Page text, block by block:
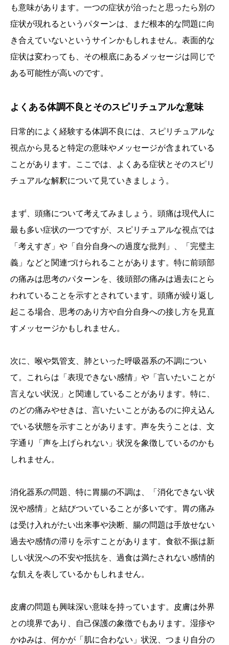
も意味があります。一つの症状が治ったと思ったら別の
症状が現れるというパターンは、まだ根本的な問題に向
き合えていないというサインかもしれません。表面的な
症状は変わっても、その根底にあるメッセージは同じで
ある可能性が高いのです。
よくある体調不良とそのスピリチュアルな意味
日常的によく経験する体調不良には、スピリチュアルな
視点から見ると特定の意味やメッセージが含まれている
ことがあります。ここでは、よくある症状とそのスピリ
チュアルな解釈について見ていきましょう。
まず、頭痛について考えてみましょう。頭痛は現代人に
最も多い症状の一つですが、スピリチュアルな視点では
「考えすぎ」や「自分自身への過度な批判」、「完璧主
義」などと関連づけられることがあります。特に前頭部
の痛みは思考のパターンを、後頭部の痛みは過去にとら
われていることを示すとされています。頭痛が繰り返し
起こる場合、思考のあり方や自分自身への接し方を見直
すメッセージかもしれません。
次に、喉や気管支、肺といった呼吸器系の不調につい
て。これらは「表現できない感情」や「言いたいことが
言えない状況」と関連していることがあります。特に、
のどの痛みやせきは、言いたいことがあるのに抑え込ん
でいる状態を示すことがあります。声を失うことは、文
字通り「声を上げられない」状況を象徴しているのかも
しれません。
消化器系の問題、特に胃腸の不調は、「消化できない状
況や感情」と結びついていることが多いです。胃の痛み
は受け入れがたい出来事や決断、腸の問題は手放せない
過去や感情の滞りを示すことがあります。食欲不振は新
しい状況への不安や抵抗を、過食は満たされない感情的
な飢えを表しているかもしれません。
皮膚の問題も興味深い意味を持っています。皮膚は外界
との境界であり、自己保護の象徴でもあります。湿疹や
かゆみは、何かが「肌に合わない」状況、つまり自分の